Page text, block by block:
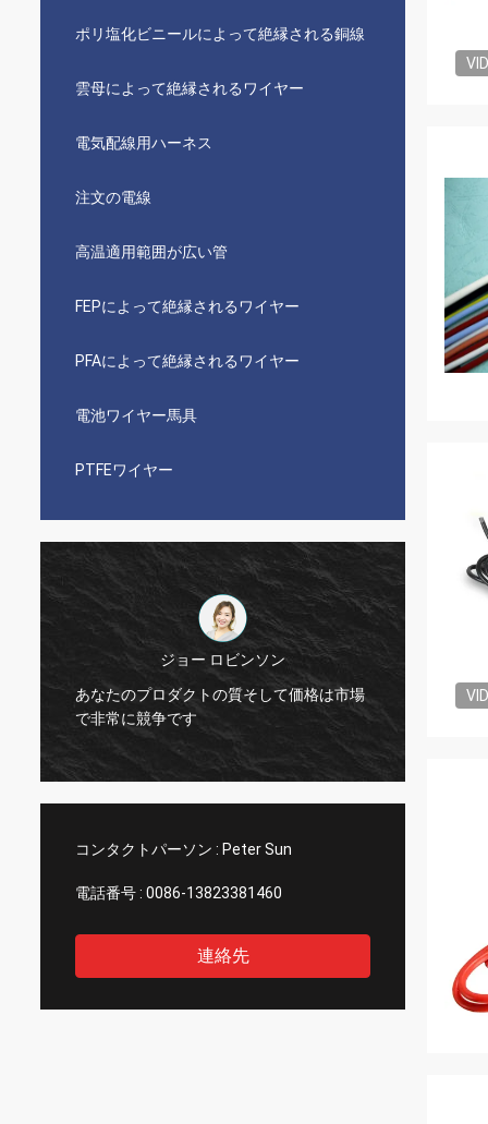
ポリ塩化ビニールによって絶縁される銅線
雲母によって絶縁されるワイヤー
電気配線用ハーネス
注文の電線
高温適用範囲が広い管
FEPによって絶縁されるワイヤー
PFAによって絶縁されるワイヤー
電池ワイヤー馬具
PTFEワイヤー
ジョー ロビンソン
あなたのプロダクトの質そして価格は市場
で非常に競争です
あな
コンタクトパーソン : Peter Sun
電話番号 : 0086-13823381460
連絡先